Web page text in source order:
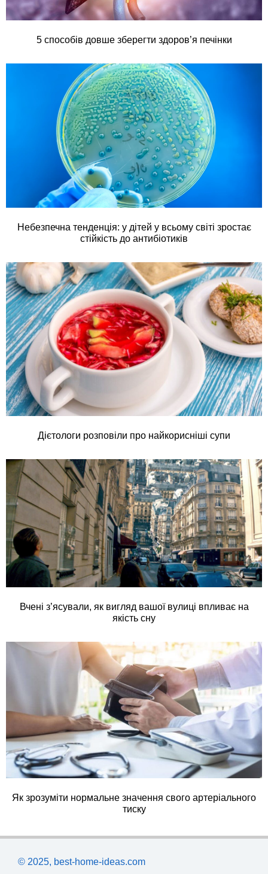
5 способів довше зберегти здоров’я печінки
Небезпечна тенденція: у дітей у всьому світі зростає
стійкість до антибіотиків
Дієтологи розповіли про найкорисніші супи
Вчені з’ясували, як вигляд вашої вулиці впливає на
якість сну
Як зрозуміти нормальне значення свого артеріального
тиску
© 2025, best-home-ideas.com